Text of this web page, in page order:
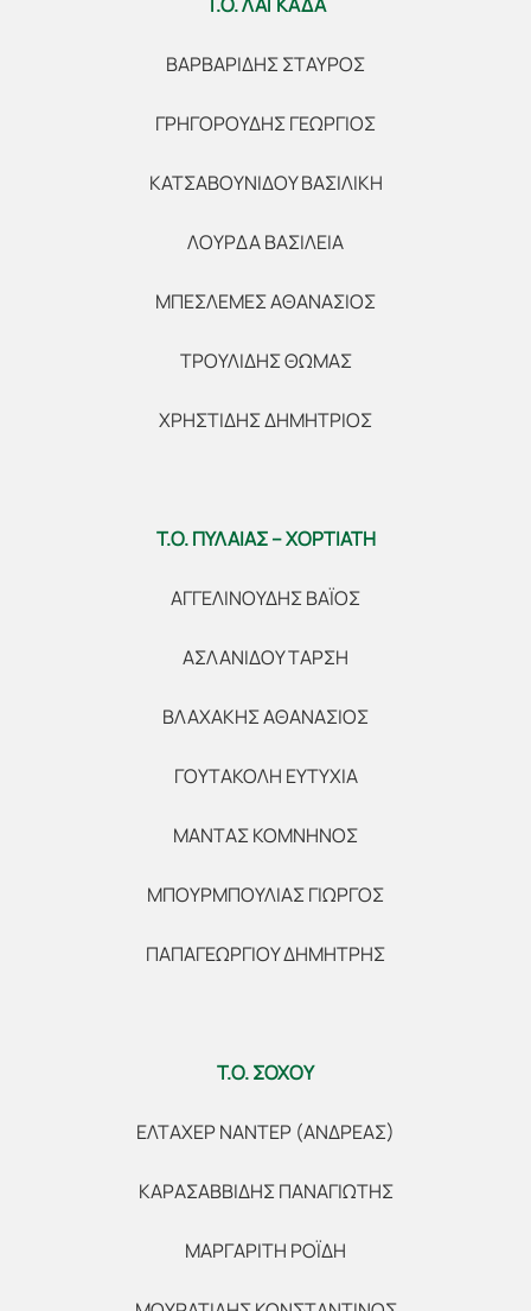
ΒΑΡΒΑΡΙΔΗΣ ΣΤΑΥΡΟΣ
ΓΡΗΓΟΡΟΥΔΗΣ ΓΕΩΡΓΙΟΣ
ΚΑΤΣΑΒΟΥΝΙΔΟΥ ΒΑΣΙΛΙΚΗ
ΛΟΥΡΔΑ ΒΑΣΙΛΕΙΑ
ΜΠΕΣΛΕΜΕΣ ΑΘΑΝΑΣΙΟΣ
ΤΡΟΥΛΙΔΗΣ ΘΩΜΑΣ
ΧΡΗΣΤΙΔΗΣ ΔΗΜΗΤΡΙΟΣ
Τ.Ο. ΠΥΛΑΙΑΣ – ΧΟΡΤΙΑΤΗ
ΑΓΓΕΛΙΝΟΥΔΗΣ ΒΑΪΟΣ
ΑΣΛΑΝΙΔΟΥ ΤΑΡΣΗ
ΒΛΑΧΑΚΗΣ ΑΘΑΝΑΣΙΟΣ
ΓΟΥΤΑΚΟΛΗ ΕΥΤΥΧΙΑ
ΜΑΝΤΑΣ ΚΟΜΝΗΝΟΣ
ΜΠΟΥΡΜΠΟΥΛΙΑΣ ΓΙΩΡΓΟΣ
ΠΑΠΑΓΕΩΡΓΙΟΥ ΔΗΜΗΤΡΗΣ
Τ.Ο. ΣΟΧΟΥ
ΕΛΤΑΧΕΡ ΝΑΝΤΕΡ (ΑΝΔΡΕΑΣ)
ΚΑΡΑΣΑΒΒΙΔΗΣ ΠΑΝΑΓΙΩΤΗΣ
ΜΑΡΓΑΡΙΤΗ ΡΟΪΔΗ